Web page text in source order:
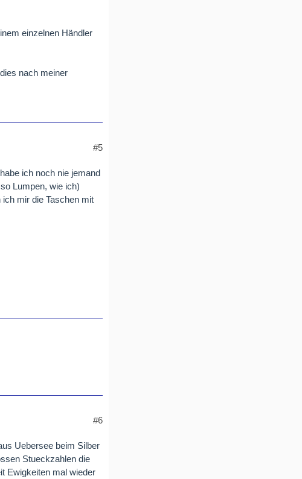
einzelnen Händler
nach meiner
#5
ich noch nie jemand
Lumpen, wie ich)
mir die Taschen mit
#6
Uebersee beim Silber
Stueckzahlen die
Ewigkeiten mal wieder